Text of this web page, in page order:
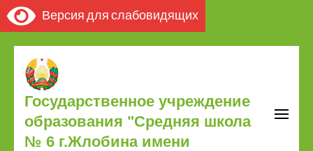
Версия для слабовидящих
Государственное учреждение
образования "Средняя школа
№ 6 г.Жлобина имени